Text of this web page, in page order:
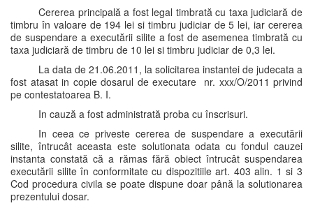
Cererea principală a fost legal timbrată cu taxa judiciară de
timbru în valoare de 194 lei si timbru judiciar de 5 lei, iar cererea
de suspendare a executării silite a fost de asemenea timbrată cu
taxa judiciară de timbru de 10 lei si timbru judiciar de 0,3 lei.
La data de 21.06.2011, la solicitarea instantei de judecata a
fost atasat in copie dosarul de executare nr. xxx/O/2011 privind
pe contestatoarea B. I.
In cauză a fost administrată proba cu înscrisuri.
In ceea ce priveste cererea de suspendare a executării
silite, întrucât aceasta este solutionata odata cu fondul cauzei
instanta constată că a rămas fără obiect întrucât suspendarea
executării silite în conformitate cu dispozitiile art. 403 alin. 1 si 3
Cod procedura civila se poate dispune doar până la solutionarea
prezentului dosar.